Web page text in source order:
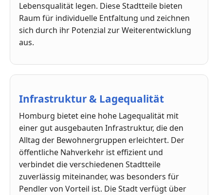
Lebensqualität legen. Diese Stadtteile bieten
Raum für individuelle Entfaltung und zeichnen
sich durch ihr Potenzial zur Weiterentwicklung
aus.
Infrastruktur & Lagequalität
Homburg bietet eine hohe Lagequalität mit
einer gut ausgebauten Infrastruktur, die den
Alltag der Bewohnergruppen erleichtert. Der
öffentliche Nahverkehr ist effizient und
verbindet die verschiedenen Stadtteile
zuverlässig miteinander, was besonders für
Pendler von Vorteil ist. Die Stadt verfügt über